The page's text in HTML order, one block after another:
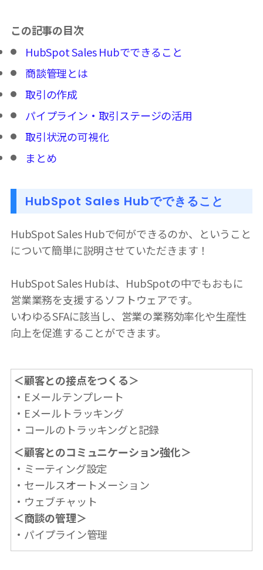
この記事の目次
HubSpot Sales Hubでできること
商談管理とは
取引の作成
パイプライン・取引ステージの活用
取引状況の可視化
まとめ
HubSpot Sales Hubでできること
HubSpot Sales Hubで何ができるのか、ということ
について簡単に説明させていただきます！
HubSpot Sales Hubは、HubSpotの中でもおもに
営業業務を支援するソフトウェアです。
いわゆるSFAに該当し、営業の業務効率化や生産性
向上を促進することができます。
＜顧客との接点をつくる＞
・Eメールテンプレート
・Eメールトラッキング
・コールのトラッキングと記録
＜顧客とのコミュニケーション強化＞
・ミーティング設定
・セールスオートメーション
・ウェブチャット
＜商談の管理＞
・パイプライン管理